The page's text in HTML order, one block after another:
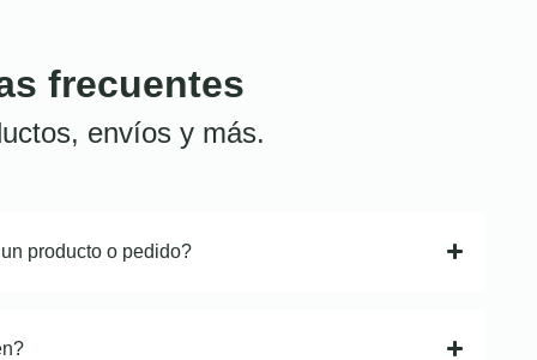
frecuentes
envíos y más.
producto o pedido?